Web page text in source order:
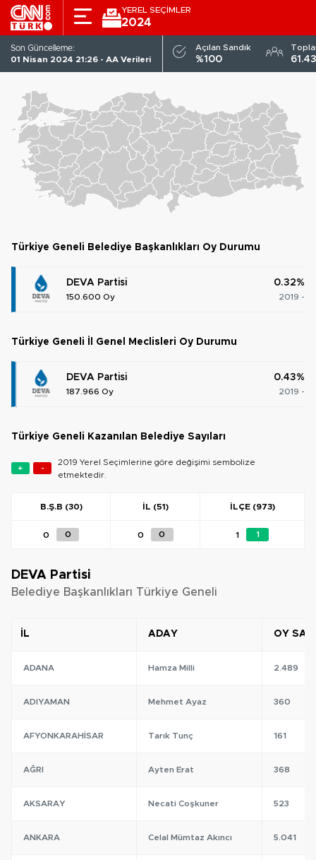
YEREL SEÇİMLER
2024
Son Güncelleme:
01 Nisan 2024 21:26 - AA Verileri
Açılan Sandık
%100
TÜRKIYE GENELI ADAYLAR PARTILER
DEVA Partisi
Türkiye Geneli Belediye Başkanlıkları Oy Durumu
DEVA Partisi
150.600 Oy
0.32%
2019 -
Türkiye Geneli İl Genel Meclisleri Oy Durumu
DEVA Partisi
187.966 Oy
0.43%
2019 -
Türkiye Geneli Kazanılan Belediye Sayıları
+ -
2019 Yerel Seçimlerine göre değişimi sembolize
etmektedir.
B.Ş.B (30) İL (51) İLÇE (973)
0 0 0 0 1 1
DEVA Partisi
Belediye Başkanlıkları Türkiye Geneli
İL ADAY OY
ADANA Hamza Milli 2.489
ADIYAMAN Mehmet Ayaz 360
AFYONKARAHISAR Tarık Tunç 161
AĞRI Ayten Erat 368
AKSARAY Necati Coşkuner 523
ANKARA Celal Mümtaz Akıncı 5.041